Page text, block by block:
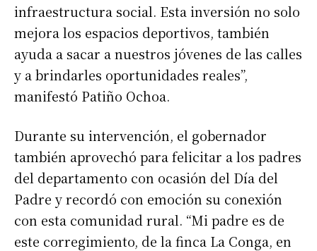
infraestructura social. Esta inversión no solo
mejora los espacios deportivos, también
ayuda a sacar a nuestros jóvenes de las calles
y a brindarles oportunidades reales”,
manifestó Patiño Ochoa.
Durante su intervención, el gobernador
también aprovechó para felicitar a los padres
del departamento con ocasión del Día del
Padre y recordó con emoción su conexión
con esta comunidad rural. “Mi padre es de
este corregimiento, de la finca La Conga, en